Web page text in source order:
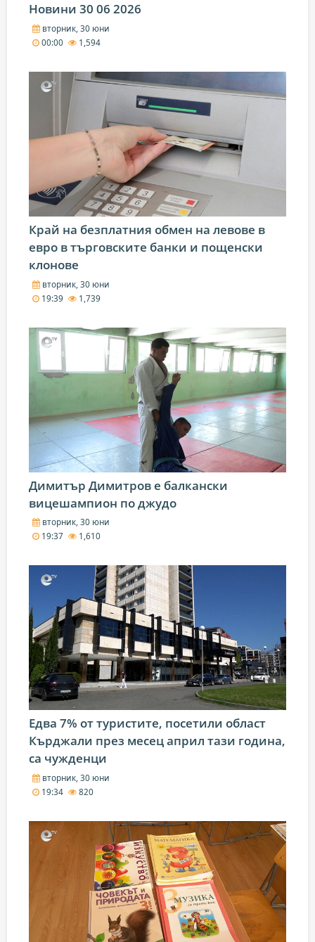
Новини 30 06 2026
вторник, 30 юни
00:00
1,594
Край на безплатния обмен на левове в
евро в търговските банки и пощенски
клонове
вторник, 30 юни
19:39
1,739
Димитър Димитров е балкански
вицешампион по джудо
вторник, 30 юни
19:37
1,610
Едва 7% от туристите, посетили област
Кърджали през месец април тази година,
са чужденци
вторник, 30 юни
19:34
820